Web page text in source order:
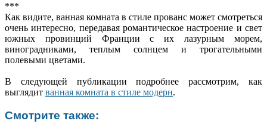
***
Как видите, ванная комната в стиле прованс может смотреться
очень интересно, передавая романтическое настроение и свет
южных провинций Франции с их лазурным морем,
виноградниками, теплым солнцем и трогательными
полевыми цветами.
В следующей публикации подробнее рассмотрим, как
выглядит ванная комната в стиле модерн.
Смотрите также: